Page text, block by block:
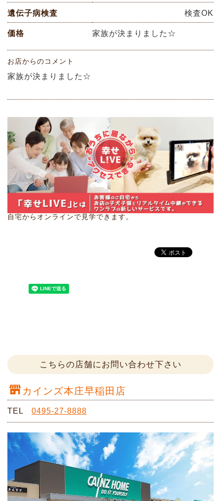
遺伝子病検査 検査OK
価格 家族が決まりました☆
お店からのコメント
家族が決まりました☆
自宅からオンラインで見学できます。
こちらの店舗にお問い合わせ下さい
カインズ本庄早稲田店
TEL 0495-27-8888